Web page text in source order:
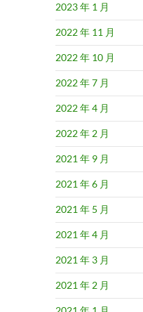
2023 年 1 月
2022 年 11 月
2022 年 10 月
2022 年 7 月
2022 年 4 月
2022 年 2 月
2021 年 9 月
2021 年 6 月
2021 年 5 月
2021 年 4 月
2021 年 3 月
2021 年 2 月